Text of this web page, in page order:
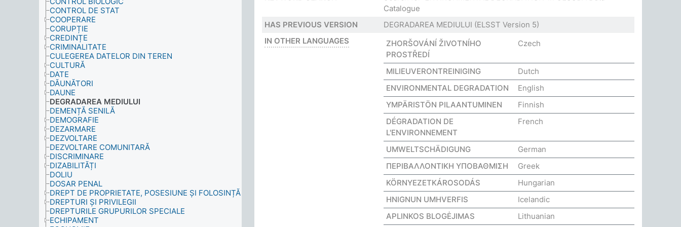
CONTROL DE STAT
COOPERARE
CORUPȚIE
CREDINȚE
CRIMINALITATE
CULEGEREA DATELOR DIN TEREN
CULTURĂ
DATE
DĂUNĂTORI
DAUNE
DEGRADAREA MEDIULUI
DEMENȚĂ SENILĂ
DEMOGRAFIE
DEZARMARE
DEZVOLTARE
DEZVOLTARE COMUNITARĂ
DISCRIMINARE
DIZABILITĂȚI
DOLIU
DOSAR PENAL
DREPT DE PROPRIETATE, POSESIUNE ȘI FOLOSINȚĂ
DREPTURI ȘI PRIVILEGII
DREPTURILE GRUPURILOR SPECIALE
ECHIPAMENT
Catalogue
HAS PREVIOUS VERSION
DEGRADAREA MEDIULUI (ELSST Version 5)
IN OTHER LANGUAGES
ZHORŠOVÁNÍ ŽIVOTNÍHO
PROSTŘEDÍ
Czech
MILIEUVERONTREINIGING
Dutch
ENVIRONMENTAL DEGRADATION
English
YMPÄRISTÖN PILAANTUMINEN
Finnish
DÉGRADATION DE
L'ENVIRONNEMENT
French
UMWELTSCHÄDIGUNG
German
ΠΕΡΙΒΑΛΛΟΝΤΙΚΗ ΥΠΟΒΑΘΜΙΣΗ
Greek
KÖRNYEZETKÁROSODÁS
Hungarian
HNIGNUN UMHVERFIS
Icelandic
APLINKOS BLOGĖJIMAS
Lithuanian